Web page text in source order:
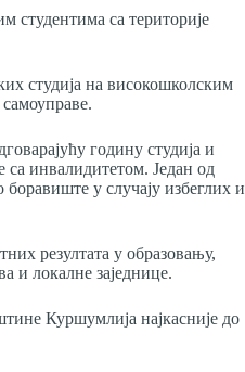
студентима са територије
студија на високошколским
годину студија и
са инвалидитетом. Један од
у случају избеглих и
резултата у образовању,
и локалне заједнице.
Куршумлија најкасније до